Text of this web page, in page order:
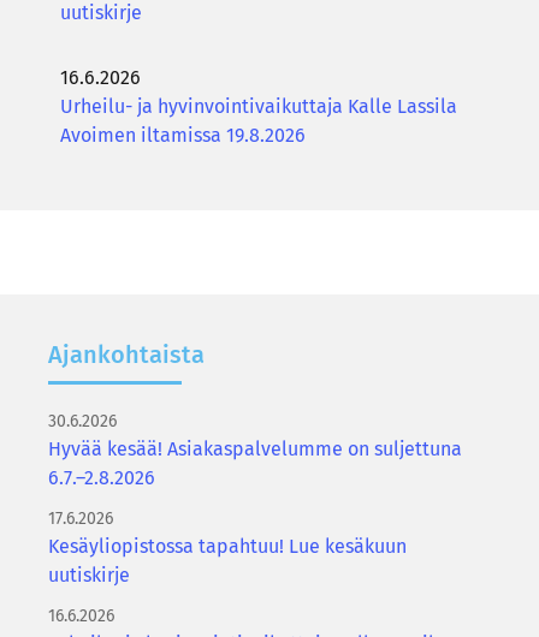
uutiskirje
16.6.2026
Urheilu- ja hyvinvointivaikuttaja Kalle Lassila
Avoimen iltamissa 19.8.2026
Ajan­koh­tais­ta
30.6.2026
Hyvää kesää! Asiakaspalvelumme on suljettuna
6.7.–2.8.2026
17.6.2026
Kesäyliopistossa tapahtuu! Lue kesäkuun
uutiskirje
16.6.2026